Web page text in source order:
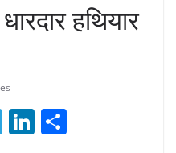
हथियार
T Li